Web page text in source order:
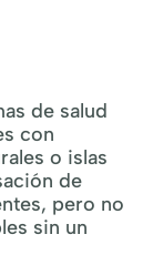
de salud
con
o islas
de
pero no
sin un